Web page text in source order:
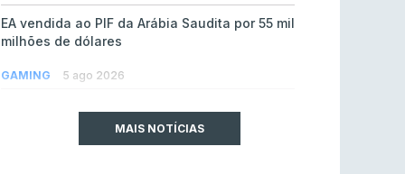
EA vendida ao PIF da Arábia Saudita por 55 mil
milhões de dólares
GAMING 5 ago 2026
MAIS NOTÍCIAS